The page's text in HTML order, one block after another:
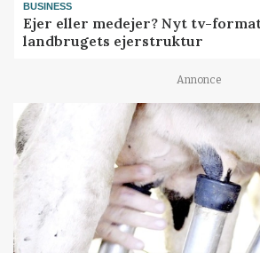
BUSINESS
Ejer eller medejer? Nyt tv-
landbrugets ejerstruktur
Annonce